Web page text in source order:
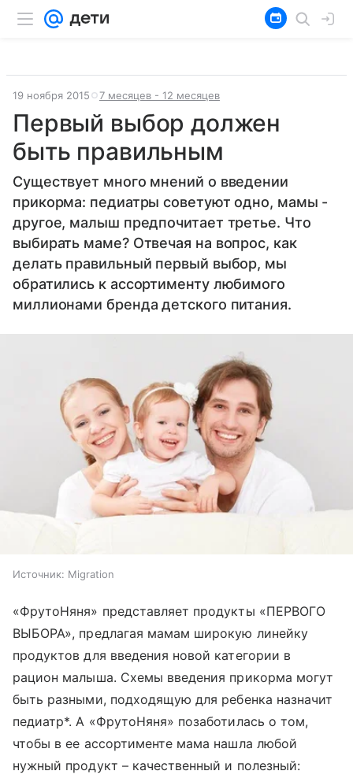
19 ноября 2015 7 месяцев - 12 месяцев
Первый выбор должен
быть правильным
Существует много мнений о введении
прикорма: педиатры советуют одно, мамы -
другое, малыш предпочитает третье. Что
выбирать маме? Отвечая на вопрос, как
делать правильный первый выбор, мы
обратились к ассортименту любимого
миллионами бренда детского питания.
Источник: Migration
«ФрутоНяня» представляет продукты «ПЕРВОГО
ВЫБОРА», предлагая мамам широкую линейку
продуктов для введения новой категории в
рацион малыша. Схемы введения прикорма могут
быть разными, подходящую для ребенка назначит
педиатр*. А «ФрутоНяня» позаботилась о том,
чтобы в ее ассортименте мама нашла любой
нужный продукт – качественный и полезный: